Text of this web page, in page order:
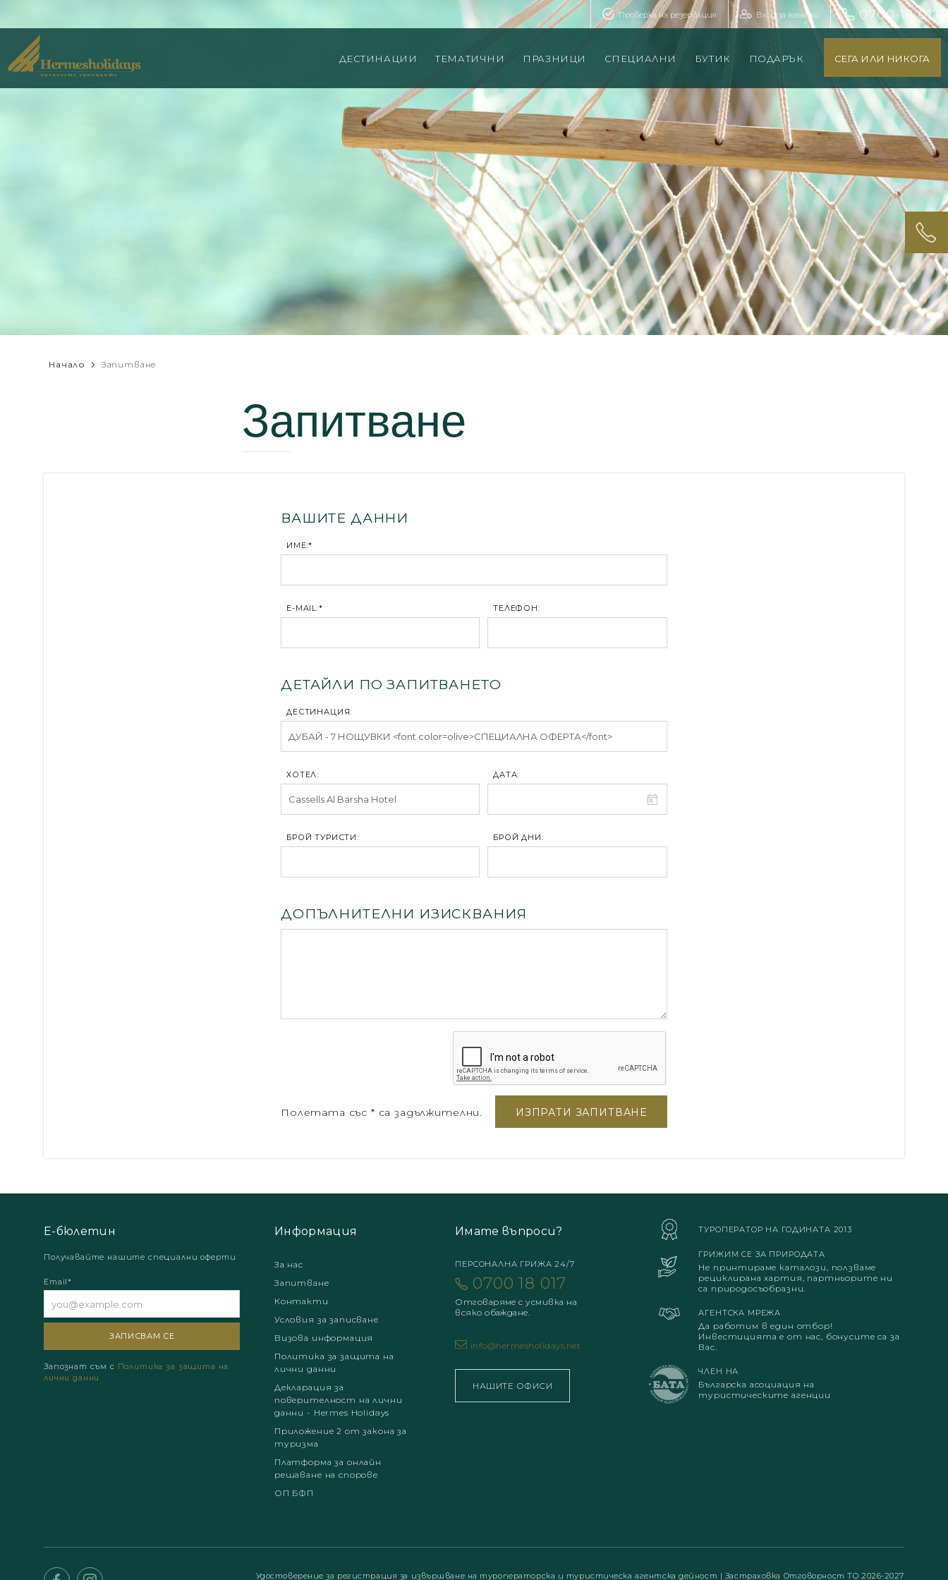
0700 18 017
Вход за агенти
Проверка на резервация
СЕГА ИЛИ НИКОГА
ДЕСТИНАЦИИ ТЕМАТИЧНИ ПРАЗНИЦИ СПЕЦИАЛНИ БУТИК ПОДАРЪК
Начало Запитване
Запитване
ВАШИТЕ ДАННИ
ИМЕ:*
E-MAIL:* ТЕЛЕФОН:
ДЕТАЙЛИ ПО ЗАПИТВАНЕТО
ДЕСТИНАЦИЯ:
ХОТЕЛ: ДАТА:
БРОЙ ТУРИСТИ: БРОЙ ДНИ:
ДОПЪЛНИТЕЛНИ ИЗИСКВАНИЯ
Полетата със * са задължителни.
Е-бюлетин
Получавайте нашите специални оферти
Email*
Запознат съм с Политика за защита на
лични данни
Информация
За нас
Запитване
Контакти
Условия за записване
Визова информация
Политика за защита на
лични данни
Декларация за
поверителност на лични
данни - Hermes Holidays
Приложение 2 от закона за
туризма
Платформа за онлайн
решаване на спорове
ОП БФП
Имате въпроси?
ПЕРСОНАЛНА ГРИЖА 24/7
0700 18 017
Отговаряме с усмивка на
всяко обаждане.
info@hermesholidays.net
НАШИТЕ ОФИСИ
ТУРОПЕРАТОР НА ГОДИНАТА 2013
ГРИЖИМ СЕ ЗА ПРИРОДАТА
Не принтираме каталози, ползваме
рециклирана хартия, партньорите ни
са природосъобразни.
АГЕНТСКА МРЕЖА
Да работим в един отбор!
Инвестицията е от нас, бонусите са за
Вас.
ЧЛЕН НА
Българска асоциация на
туристическите агенции
Удостоверение за регистрация за извършване на туроператорска и туристическа агентска дейност | Застраховка Отговорност ТО 2026-2027